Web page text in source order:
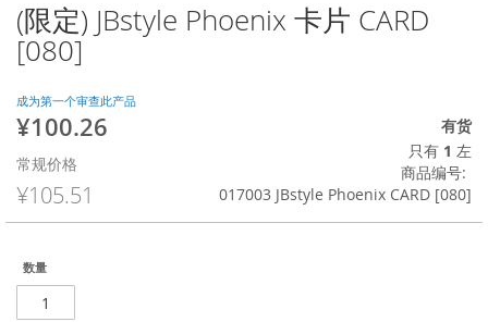
(限定) JBstyle Phoenix 卡片 CARD
[080]
成为第一个审查此产品
特
价
格
¥100.26
常规价格
¥105.51
有货
只有 1 左
商品编号
017003 JBstyle Phoenix CARD [080]
数量
跳
转
到
像
库
开
头